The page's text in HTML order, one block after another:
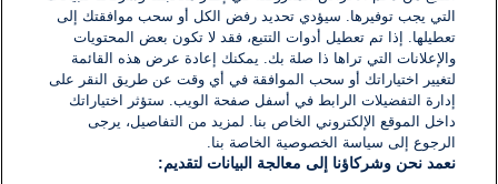
التي يجب توفيرها. سيؤدي تحديد رفض الكل أو سحب موافقتك إلى
تعطيلها. إذا تم تعطيل أدوات التتبع، فقد لا تكون بعض المحتويات
والإعلانات التي تراها ذا صلة بك. يمكنك إعادة عرض هذه القائمة
لتغيير اختياراتك أو سحب الموافقة في أي وقت عن طريق النقر على
إدارة التفضيلات الرابط في أسفل صفحة الويب. ستؤثر اختياراتك
داخل الموقع الإلكتروني الخاص بنا. لمزيد من التفاصيل، يرجى
الرجوع إلى سياسة الخصوصية الخاصة بنا.
نعمد نحن وشركاؤنا إلى معالجة البيانات لتقديم: